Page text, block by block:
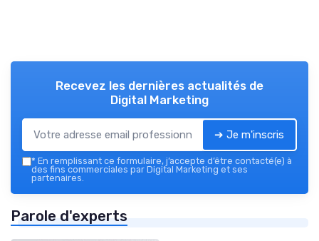
Recevez les dernières actualités de
Digital Marketing
➔ Je m'inscris
* En remplissant ce formulaire, j’accepte d’être contacté(e) à
des fins commerciales par Digital Marketing et ses
partenaires.
Parole d'experts